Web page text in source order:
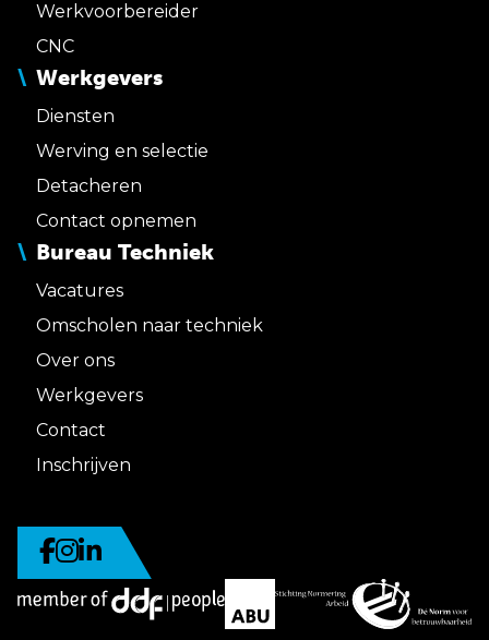
Werkvoorbereider
CNC
Werkgevers
Diensten
Werving en selectie
Detacheren
Contact opnemen
Bureau Techniek
Vacatures
Omscholen naar techniek
Over ons
Werkgevers
Contact
Inschrijven